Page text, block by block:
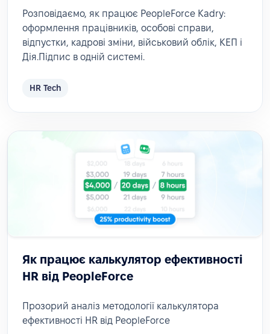
Розповідаємо, як працює PeopleForce Kadry:
оформлення працівників, особові справи,
відпустки, кадрові зміни, військовий облік, КЕП і
Дія.Підпис в одній системі.
HR Tech
Як працює калькулятор ефективності
HR від PeopleForce
Прозорий аналіз методології калькулятора
ефективності HR від PeopleForce